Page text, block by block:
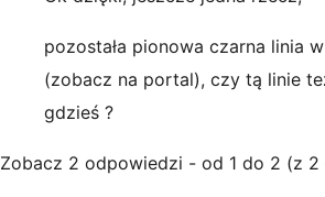
pozostała pionowa czarna linia
(zobacz na portal), czy tą linie
gdzieś ?
Zobacz 2 odpowiedzi - od 1 do 2 (z 2